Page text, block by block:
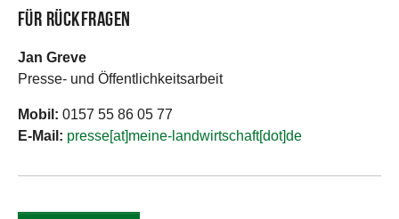
Für Rückfragen
Jan Greve
Presse- und Öffentlichkeitsarbeit
Mobil: 0157 55 86 05 77
E-Mail: presse[at]meine-landwirtschaft[dot]de